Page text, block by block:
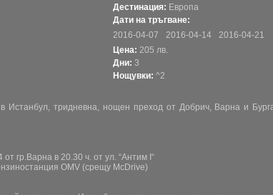
Дестинация: Европа
Дати на тръгване:
2016-04-07
2016-04-14
2016-04-21
Цена: 205 лв.
Дни: 3
Нощувки: ^2
Истанбул, тридневна, нощен преход от Добрич, Варна и
гр.Варна в 20.30 ч. от ул. “Антим I“
OMV (срещу McDrive)